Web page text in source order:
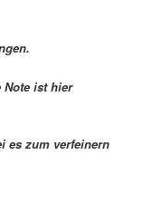
Note ist hier
es zum verfeinern